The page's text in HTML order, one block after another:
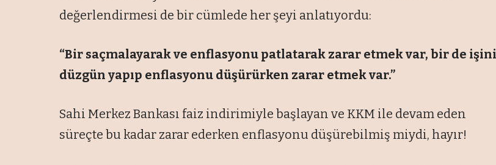
değerlendirmesi de bir cümlede her şeyi anlatıyordu:
“Bir saçmalayarak ve enflasyonu patlatarak zarar etmek var, bir de işini
düzgün yapıp enflasyonu düşürürken zarar etmek var.”
Sahi Merkez Bankası faiz indirimiyle başlayan ve KKM ile devam eden
süreçte bu kadar zarar ederken enflasyonu düşürebilmiş miydi, hayır!